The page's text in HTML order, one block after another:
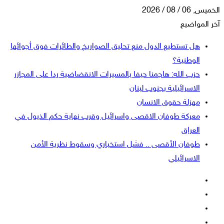
الخميس, 06 / 08 / 2026
آخر المواضيع
هل تستطيع الدول منع تحليق الصواريخ والطائرات فوق أجوائها
الوطنية؟
حزب الله: هاجمنا حيفا بالمسيرات الانقضاضية ردا على المجازر
الاسرائيلية بجنوب لبنان
مهزلة حقوق الانسان
معركة طوفان الاقصى واسرائيل وقرب نهاية حكم الذيول في
العراق
طوفان الأقصى .. فشل استخباري وسقوط نظرية الأمن
الاسرائيلي